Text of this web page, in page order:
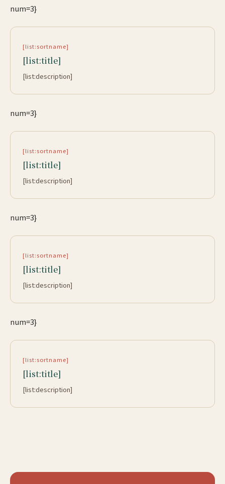
num=3}
[list:sortname]
[list:title]
[list:description]
num=3}
[list:sortname]
[list:title]
[list:description]
num=3}
[list:sortname]
[list:title]
[list:description]
num=3}
[list:sortname]
[list:title]
[list:description]